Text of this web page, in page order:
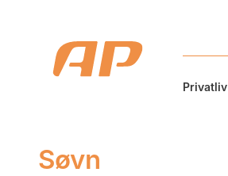
Privatliv
Søvn